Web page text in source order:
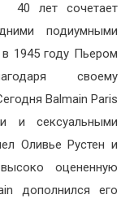
лет сочетает
подиумными
1945 году Пьером
своему
Balmain Paris
и сексуальными
Оливье Рустен и
оцененную
дополнился его